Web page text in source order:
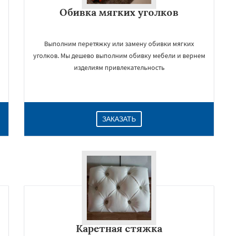
Обивка мягких уголков
Выполним перетяжку или замену обивки мягких
уголков. Мы дешево выполним обивку мебели и вернем
изделиям привлекательность
ЗАКАЗАТЬ
Каретная стяжка